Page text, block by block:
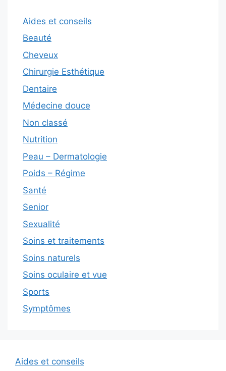
Aides et conseils
Beauté
Cheveux
Chirurgie Esthétique
Dentaire
Médecine douce
Non classé
Nutrition
Peau – Dermatologie
Poids – Régime
Santé
Senior
Sexualité
Soins et traitements
Soins naturels
Soins oculaire et vue
Sports
Symptômes
Aides et conseils